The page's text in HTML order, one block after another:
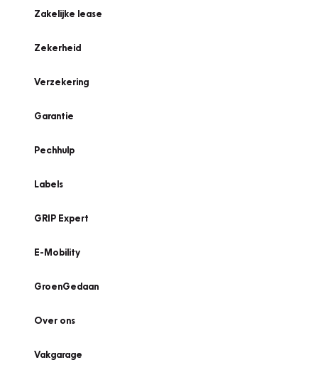
Zakelijke lease
Zekerheid
Verzekering
Garantie
Pechhulp
Labels
GRIP Expert
E-Mobility
GroenGedaan
Over ons
Vakgarage